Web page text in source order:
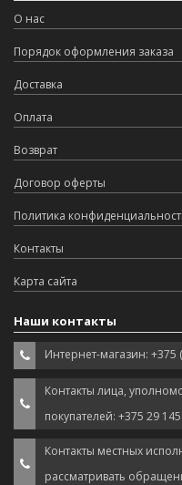
О нас
Порядок оформления заказа
Доставка
Оплата
Возврат
Договор оферты
Политика
Контакты
Карта сайта
Наши контакты
Интернет-магазин: +375
Контакты лица,
покупателей: +375 29
Контакты местных
рассматривать